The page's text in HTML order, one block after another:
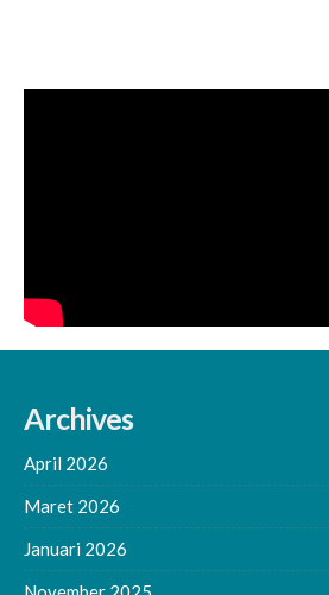
Archives
April 2026
Maret 2026
Januari 2026